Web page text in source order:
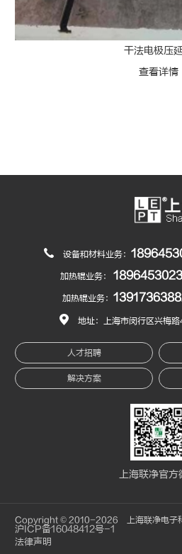
干法电极压
查看详情
设备和材料业务：
加热辊业务：
加热辊业务：
地址：上海市闵行区兴梅
人才招聘
解决方案
上海联净官方
Copyright © 2010-2026 上海联净电子
沪ICP备16048412号-1
法律声明